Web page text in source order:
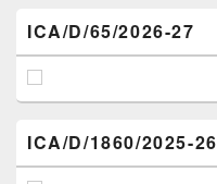
ICA/D/65/2026-27
ICA/D/1860/2025-26